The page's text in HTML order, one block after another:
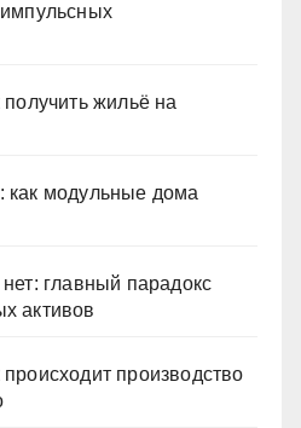
жильё на
как модульные дома
главный парадокс
активов
производство